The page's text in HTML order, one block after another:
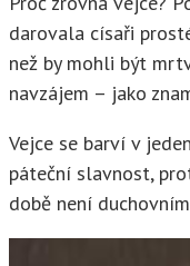
darovala císaři
než by mohli být
navzájem – jako
Vejce se barví v
páteční slavnost,
době není